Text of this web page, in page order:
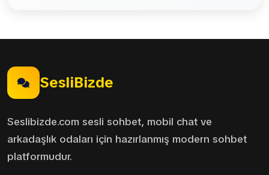
SesliBizde
Seslibizde.com sesli sohbet, mobil chat ve
arkadaşlık odaları için hazırlanmış modern sohbet
platformudur.